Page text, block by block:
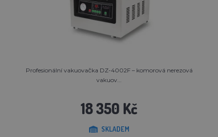
Profesionální vakuovačka DZ-4002F – komorová nerezová
vakuov...
18 350 Kč
SKLADEM